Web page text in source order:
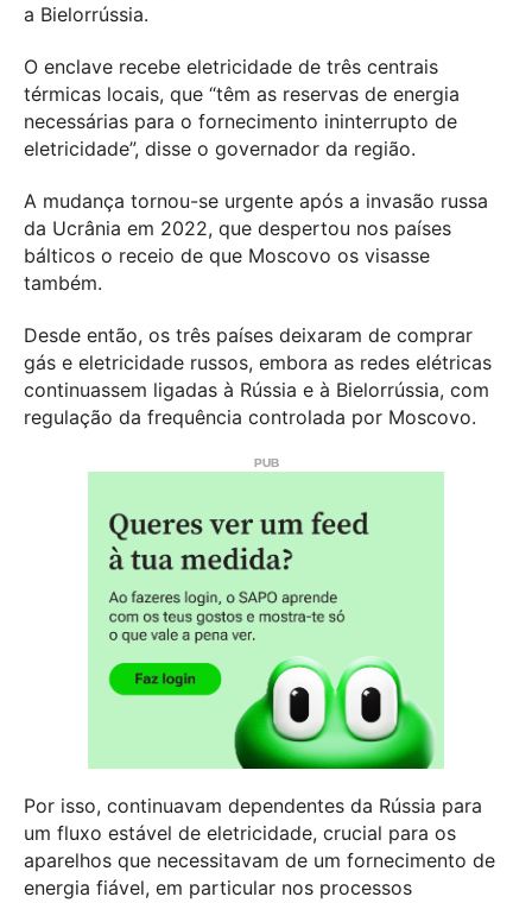
a Bielorrússia.
O enclave recebe eletricidade de três centrais
térmicas locais, que “têm as reservas de energia
necessárias para o fornecimento ininterrupto de
eletricidade”, disse o governador da região.
A mudança tornou-se urgente após a invasão russa
da Ucrânia em 2022, que despertou nos países
bálticos o receio de que Moscovo os visasse
também.
Desde então, os três países deixaram de comprar
gás e eletricidade russos, embora as redes elétricas
continuassem ligadas à Rússia e à Bielorrússia, com
regulação da frequência controlada por Moscovo.
Por isso, continuavam dependentes da Rússia para
um fluxo estável de eletricidade, crucial para os
aparelhos que necessitavam de um fornecimento de
energia fiável, em particular nos processos